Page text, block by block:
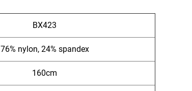
BX423
76% nylon, 24% spandex
160cm